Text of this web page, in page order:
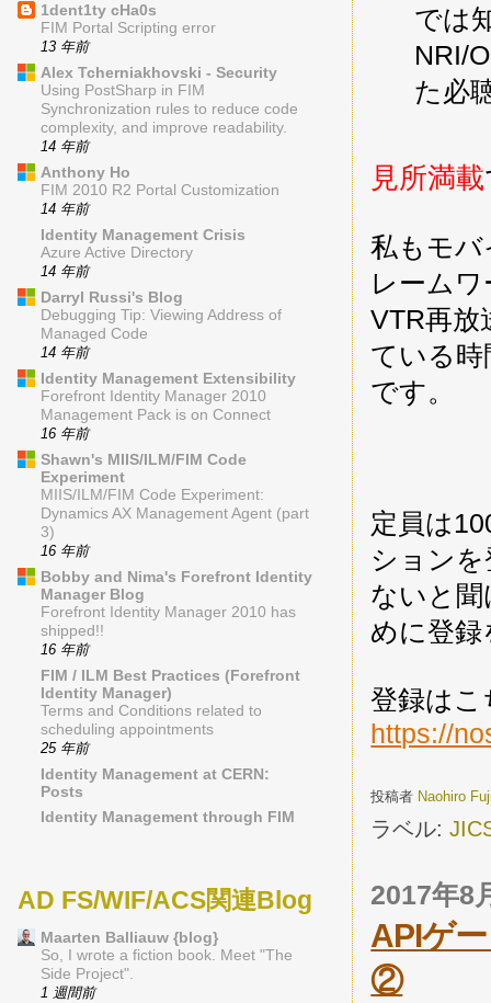
では
NRI/
た必
見所満載
私もモ
レーム
VTR再放
ている
です。
定員は
ション
ないと
めに登録
登録は
https://
投稿者 Naohiro
ラベル:
2017年8
APIゲ
②
1dent1ty cHa0s
FIM Portal Scripting error
13 年前
Alex Tcherniakhovski - Security
Using PostSharp in FIM
Synchronization rules to reduce code
complexity, and improve readability.
14 年前
Anthony Ho
FIM 2010 R2 Portal Customization
14 年前
Identity Management Crisis
Azure Active Directory
14 年前
Darryl Russi's Blog
Debugging Tip: Viewing Address of
Managed Code
14 年前
Identity Management Extensibility
Forefront Identity Manager 2010
Management Pack is on Connect
16 年前
Shawn's MIIS/ILM/FIM Code
Experiment
MIIS/ILM/FIM Code Experiment:
Dynamics AX Management Agent (part
3)
16 年前
Bobby and Nima's Forefront Identity
Manager Blog
Forefront Identity Manager 2010 has
shipped!!
16 年前
FIM / ILM Best Practices (Forefront
Identity Manager)
Terms and Conditions related to
scheduling appointments
25 年前
Identity Management at CERN:
Posts
Identity Management through FIM
AD FS/WIF/ACS関連Blog
Maarten Balliauw {blog}
So, I wrote a fiction book. Meet "The
Side Project".
1 週間前